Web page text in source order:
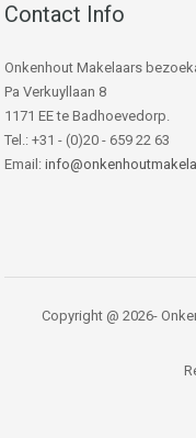
Contact Info
Onkenhout Makelaars
Pa Verkuyllaan 8
1171 EE te Badhoevedorp.
Tel.: +31 - (0)20 - 659 22 63
Email:
Copyright @ 2026-